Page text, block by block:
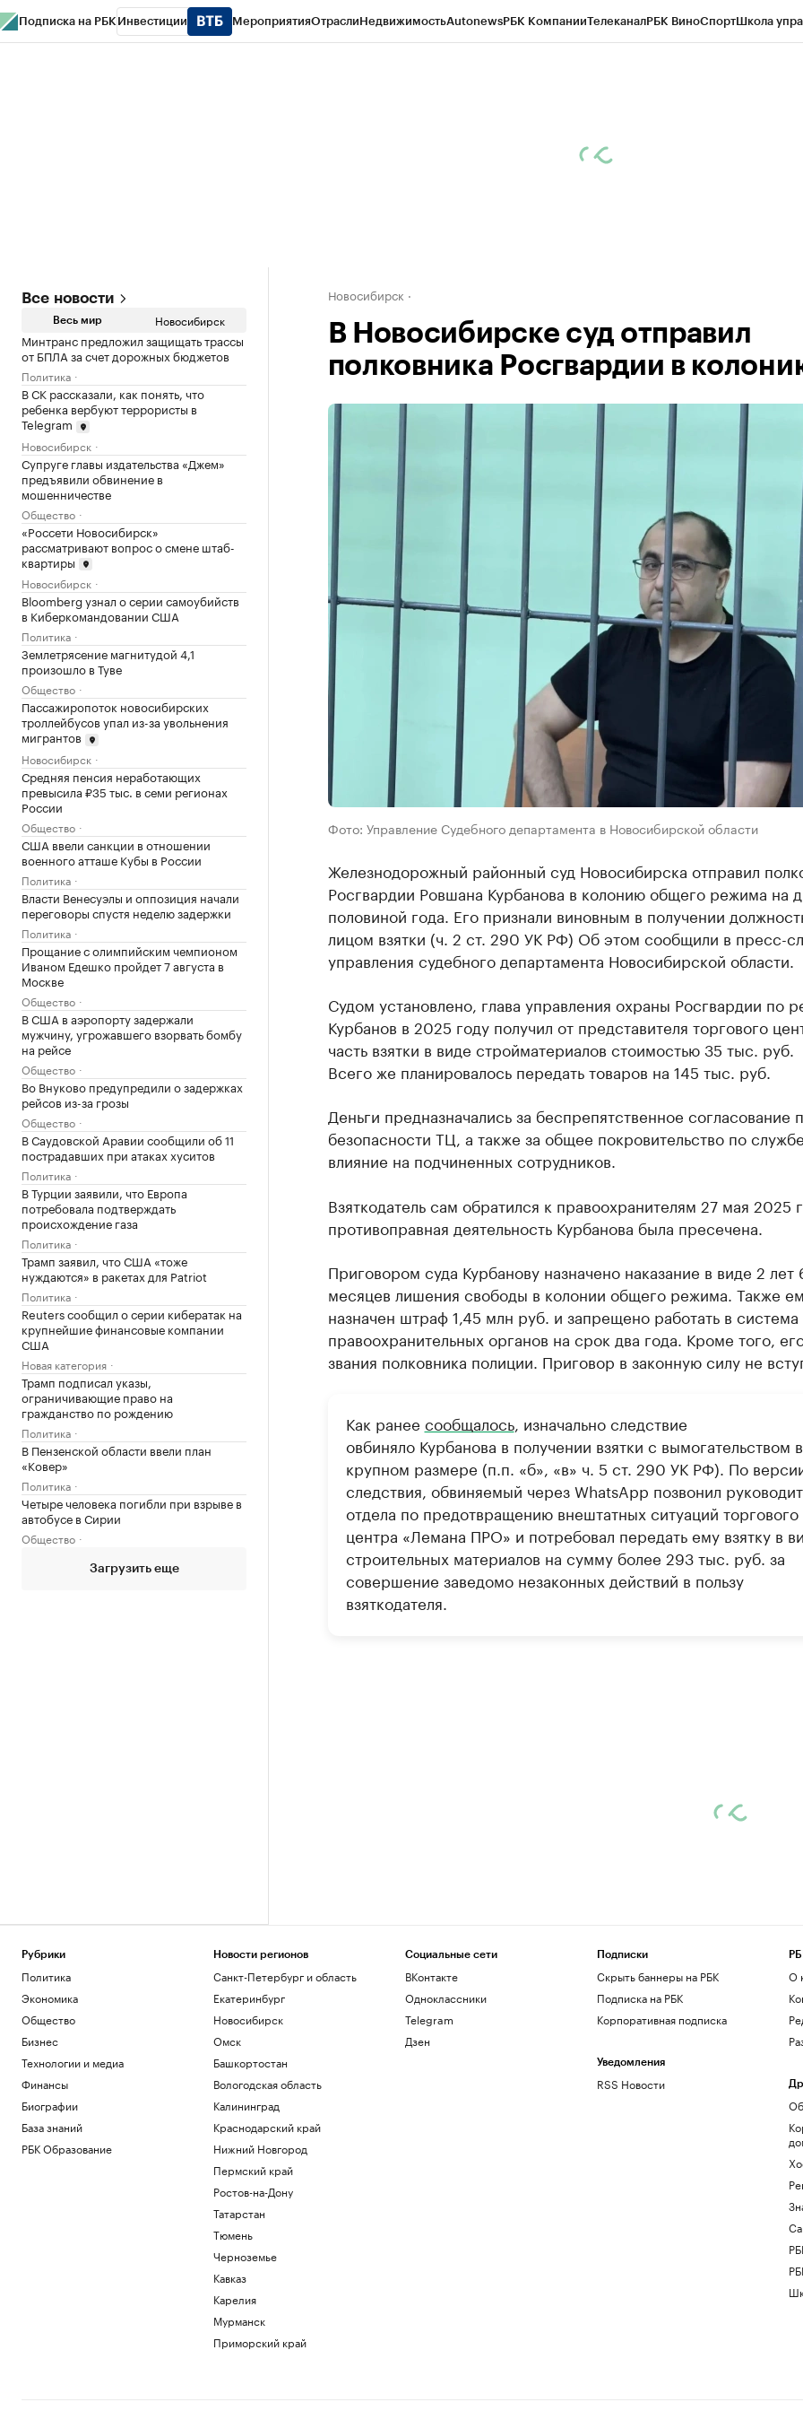
Подписка на РБК Инвестиции МероприятияОтраслиНедвижимостьAutonewsРБК КомпанииТелеканалРБК ВиноСпортШкола
Все новости
Весь мир Новосибирск
Минтранс предложил защищать трассы
от БПЛА за счет дорожных бюджетов
Политика
В СК рассказали, как понять, что
ребенка вербуют террористы в
Telegram
Новосибирск
Супруге главы издательства «Джем»
предъявили обвинение в
мошенничестве
Общество
«Россети Новосибирск»
рассматривают вопрос о смене штаб-
квартиры
Новосибирск
Bloomberg узнал о серии самоубийств
в Киберкомандовании США
Политика
Землетрясение магнитудой 4,1
произошло в Туве
Общество
Пассажиропоток новосибирских
троллейбусов упал из-за увольнения
мигрантов
Новосибирск
Средняя пенсия неработающих
превысила ₽35 тыс. в семи регионах
России
Общество
США ввели санкции в отношении
военного атташе Кубы в России
Политика
Власти Венесуэлы и оппозиция начали
переговоры спустя неделю задержки
Политика
Прощание с олимпийским чемпионом
Иваном Едешко пройдет 7 августа в
Москве
Общество
В США в аэропорту задержали
мужчину, угрожавшего взорвать бомбу
на рейсе
Общество
Во Внуково предупредили о задержках
рейсов из-за грозы
Общество
В Саудовской Аравии сообщили об 11
пострадавших при атаках хуситов
Политика
В Турции заявили, что Европа
потребовала подтверждать
происхождение газа
Политика
Трамп заявил, что США «тоже
нуждаются» в ракетах для Patriot
Политика
Reuters сообщил о серии кибератак на
крупнейшие финансовые компании
США
Новая категория
Трамп подписал указы,
ограничивающие право на
гражданство по рождению
Политика
В Пензенской области ввели план
«Ковер»
Политика
Четыре человека погибли при взрыве в
автобусе в Сирии
Общество
Загрузить еще
Новосибирск
В Новосибирске суд отправил
полковника Росгвардии в
Фото: Управление Судебного департамента в Новосибирской области
Железнодорожный районный суд Новосибирска отправил
Росгвардии Ровшана Курбанова в колонию общего режима на
половиной года. Его признали виновным в получении
лицом взятки (ч. 2 ст. 290 УК РФ) Об этом сообщили в пресс-
управления судебного департамента Новосибирской области.
Судом установлено, глава управления охраны Росгвардии по
Курбанов в 2025 году получил от представителя торгового
часть взятки в виде стройматериалов стоимостью 35 тыс. руб.
Всего же планировалось передать товаров на 145 тыс. руб.
Деньги предназначались за беспрепятственное согласование
безопасности ТЦ, а также за общее покровительство по
влияние на подчиненных сотрудников.
Взяткодатель сам обратился к правоохранителям 27 мая 2025
противоправная деятельность Курбанова была пресечена.
Приговором суда Курбанову назначено наказание в виде 2 лет
месяцев лишения свободы в колонии общего режима. Также
назначен штраф 1,45 млн руб. и запрещено работать в система
правоохранительных органов на срок два года. Кроме того,
звания полковника полиции. Приговор в законную силу не
Как ранее сообщалось, изначально следствие
овбиняло Курбанова в получении взятки с вымогательством в
крупном размере (п.п. «б», «в» ч. 5 ст. 290 УК РФ). По
следствия, обвиняемый через WhatsApp позвонил
отдела по предотвращению внештатных ситуаций торгового
центра «Лемана ПРО» и потребовал передать ему взятку в
строительных материалов на сумму более 293 тыс. руб. за
совершение заведомо незаконных действий в пользу
взяткодателя.
Рубрики
Политика
Экономика
Общество
Бизнес
Технологии и медиа
Финансы
Биографии
База знаний
РБК Образование
Новости регионов
Санкт-Петербург и область
Екатеринбург
Новосибирск
Омск
Башкортостан
Вологодская область
Калининград
Краснодарский край
Нижний Новгород
Пермский край
Ростов-на-Дону
Татарстан
Тюмень
Черноземье
Кавказ
Карелия
Мурманск
Приморский край
Социальные сети
ВКонтакте
Одноклассники
Telegram
Дзен
Подписки
Скрыть баннеры на РБК
Подписка на РБК
Корпоративная подписка
Уведомления
RSS Новости
О